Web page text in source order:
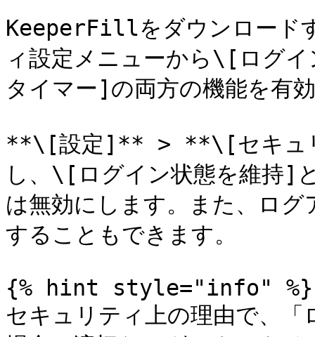
KeeperFillをダウンロード
ィ設定メニューから\[ログ
タイマー]の両方の機能を有
**\[設定]** > **\[セキュリ
し、\[ログイン状態を維持]
は無効にします。また、ロ
することもできます。
{% hint style="info" %}
セキュリティ上の理由で、